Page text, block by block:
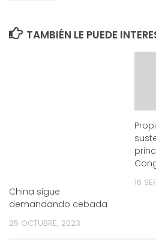
TAMBIÉN LE PUEDE
China sigue
demandando cebada
25 OCTUBRE, 2023
16